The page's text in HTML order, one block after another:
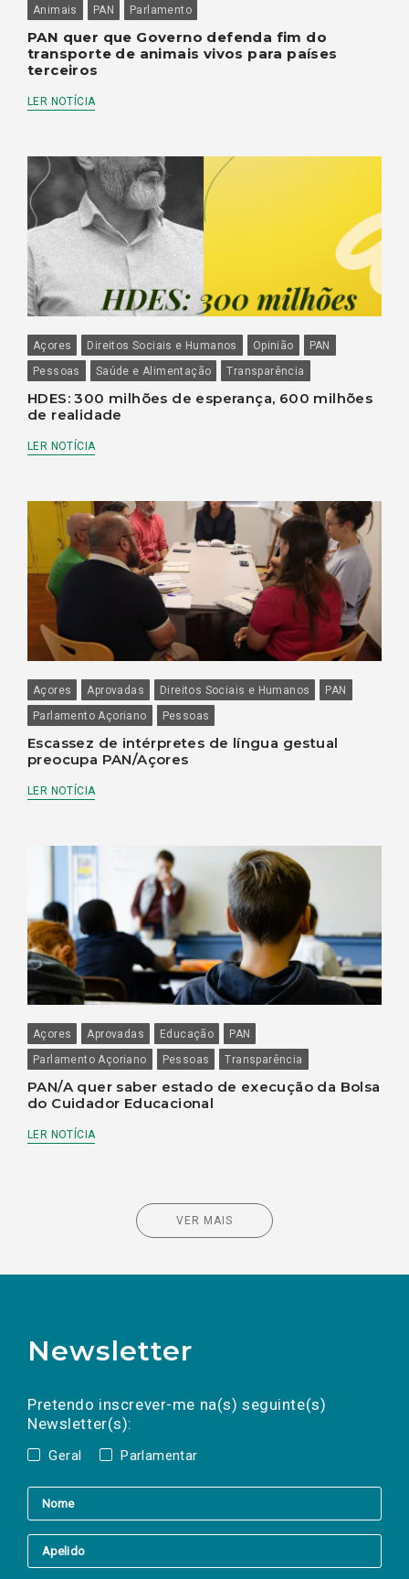
Animais PAN Parlamento
PAN quer que Governo defenda fim do
transporte de animais vivos para países
terceiros
LER NOTÍCIA
Açores Direitos Sociais e Humanos Opinião
PAN
Pessoas
Saúde e Alimentação Transparência
HDES: 300 milhões de esperança, 600 milhões
de realidade
LER NOTÍCIA
Açores Aprovadas Direitos Sociais e Humanos
PAN
Parlamento Açoriano
Pessoas
Escassez de intérpretes de língua gestual
preocupa PAN/Açores
LER NOTÍCIA
Açores Aprovadas Educação
PAN
Parlamento Açoriano
Pessoas Transparência
PAN/A quer saber estado de execução da Bolsa
do Cuidador Educacional
LER NOTÍCIA
VER MAIS
Newsletter
Pretendo inscrever-me na(s) seguinte(s)
Newsletter(s):
Geral Parlamentar
a(s) newsletter(s).
mail